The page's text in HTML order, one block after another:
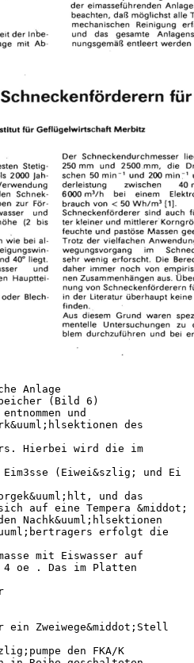
von Dreh2!1hl und TS &middot;Gehalt bei einem F&ouml;rderwinkel von 45&deg; F&ouml;rdermedium Legehen neng&uuml;lle Legehenneng&uuml;lle Legehenneng&uuml;lle Legehenneng&uuml;lle Rinderg&uuml;lle Rinderg&uuml;lle Drehzahl TS &middot;Gehalt min - 1 % 400 400 200 200 400 400 18.5 20 ... 22 15.0 21 .0 10.0 12.0 Tafel 3. Bild 1 Schneckenf&ouml;rderer f&uuml;r TS&middot;reiche G&uuml;lle an ei&middot; nem Legehennenstall a Technische Daten des Schnecken &middot; f&ouml;rderers Nennleistung des Getriebemotors Drehzahl des Getriebemotors F&ouml;rderl&auml;nge F&ouml;rderwinkel F&ouml;rderh&ouml;he Schneckendurchmesser 2 kW; 4 kW 200 min'; 400 min ' 7.05 m 40&deg; ... 55&deg; 4.5 m ... 5.7 m 0.200 m die f&uuml;r die Bef&uuml;llung des Transportfahrzeugs notwendig war, gestoppt und das Transport&middot; fahrzeug sowohl leer als auch voll.gewogen. Um die Leistungsaufnahme des Antriebsmo&middot; to;s der F&ouml;rderschnecke errechnen zu k&ouml;n ~ nen, wurden die Wirkleistung, die Stromauf&middot; nahme und die Spannung gemessen. Die wesentlichen technischen Daten des ver&middot; wendeten Schneckenf&ouml;rderers sind in Ta&middot; fel 1 zusammengestellt. 3. Versuchsergebnisse Die F&ouml;rderschnecke, die sich in einem F&ouml;r&middot; derrohr drehte, war nicht zwischengelagert. Das F&ouml;rdermedium wirkte zentrierend, so da&szlig; die Schnecke beim F&ouml;rdervorgang ruhig lief . Die Drehrichtung der Schnecke wurde nach Beendigung des F&ouml;rdervorgangs umge&middot; kehrt, so da&szlig; die Schnecke in rd. 10 bis 15 s wieder entleert war . Durch diese Verfahrensweise blieb die F&ouml;rdereinrichtung auch im Winter 1984/85 bei Temperaturen unter -20&deg;C betriebsbereit. Unter diesen extre&middot; men Bedingungen war die Funktionst&uuml;chtig' keit jederzeit gew&auml;hrleistet. Die Versuche mit H&uuml;hnerg&uuml;lle wurden &uuml;ber ein Jahr durch&middot; gef&uuml;hrt, wobei keinerlei technische St&ouml;run&middot; gen auftraten . W&auml;hrend dieses Zeitraums wurde die gesamte G&uuml;lle eines Stalles mit 18000 Legehennen mit Hilfe des Schnecken&middot; f&ouml;rderers aus der Grube am Stall auf ein Transportfahrzeug gef&ouml;rdert. Die Erprobung zur F&ouml;rderung von TS &middot;reicher Rinderg&uuml;lle erfolgte nur kurzzeitig. Die durchgef&uuml;hrten Messungen zur Leistungsaufnahme des Elek &middot; tromotors ergaben eine Wirkleistungsauf&middot; nahme von 0.01 kWh je 1 m F&ouml;rderl&auml;nge und 1 t F&ouml;rderleistung. Die gemessenen F&ouml;rderleistungen sind in Ta &middot; fel 2 zusammengestellt. Schneckenf&ouml;rderer sind f&uuml;r Gefl&uuml;gelg&uuml;lle mit einem Trockensubstanzgehalt (TS &middot;Ge&middot; hal